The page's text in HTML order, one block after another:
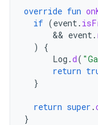
override fun
if (event.
      &&
event.
)
{
Log .d(
return
}
return super .
}